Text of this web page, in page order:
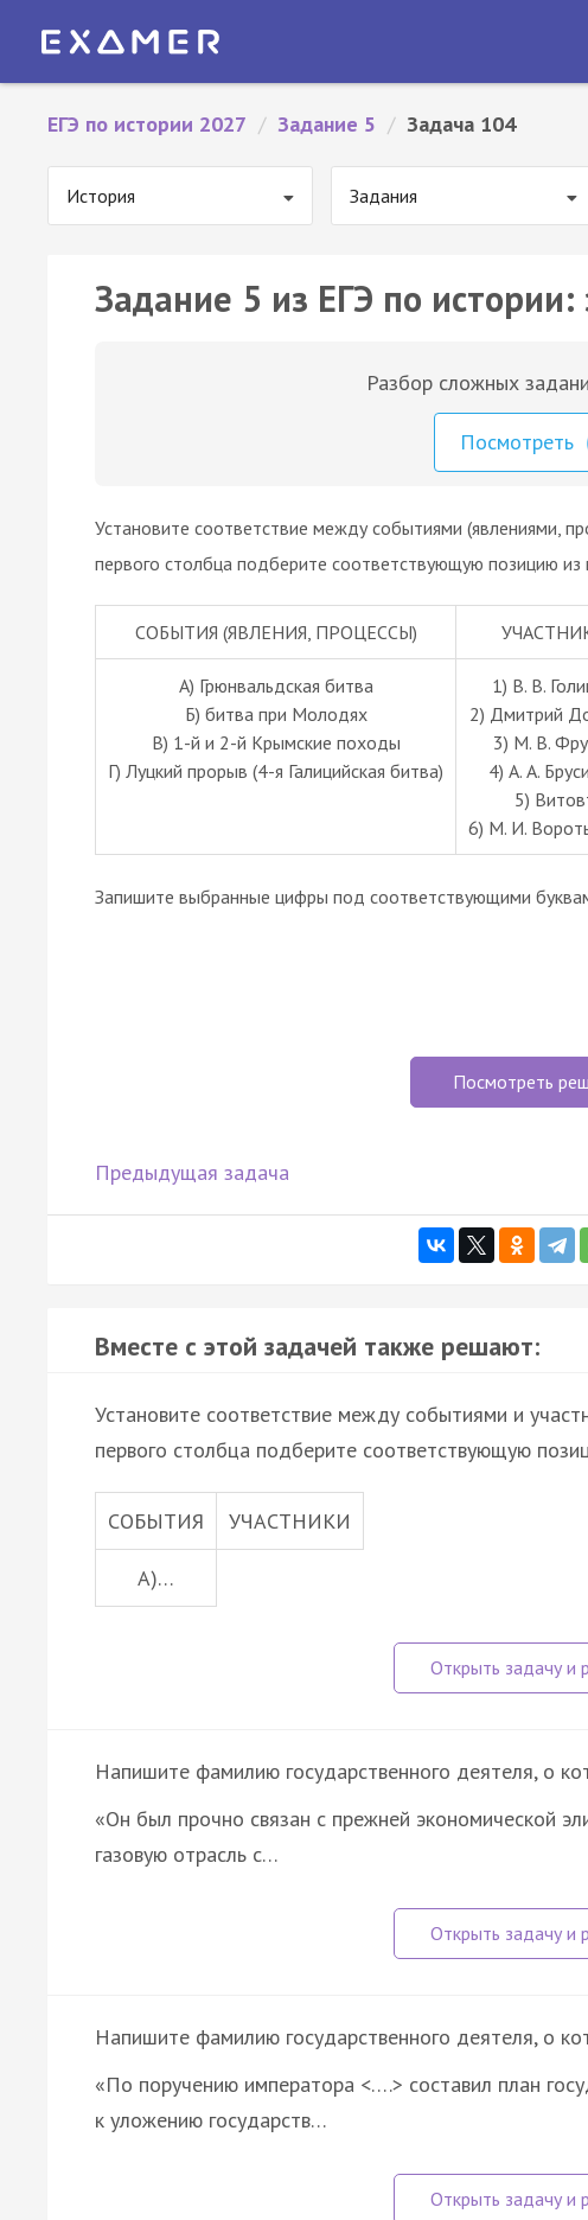
ЕГЭ по истории 2027 / Задание 5 / Задача 104
История Задания
Задание 5 из ЕГЭ по
Разбор сложных
Посмотреть
Установите соответствие между событиями (явлениями,
первого столбца подберите соответствующую позицию из
СОБЫТИЯ (ЯВЛЕНИЯ, ПРОЦЕССЫ)
A) Грюнвальдская битва
Б) битва при Молодях
В) 1-й и 2-й Крымские походы
Г) Луцкий прорыв (4-я Галицийская битва)
1) В. В.
2) Дмитрий
3) М. В.
4) А. А.
5)
6) М. И.
Запишите выбранные цифры под соответствующими
Посмотреть
Предыдущая задача
Вместе с этой задачей также решают:
Установите соответствие между событиями и
первого столбца подберите соответствующую
СОБЫТИЯ УЧАСТНИКИ
A)…
Напишите фамилию государственного деятеля, о
«Он был прочно связан с прежней экономической
газовую отрасль с…
Напишите фамилию государственного деятеля, о
«По поручению императора <….> составил план
к уложению государств…